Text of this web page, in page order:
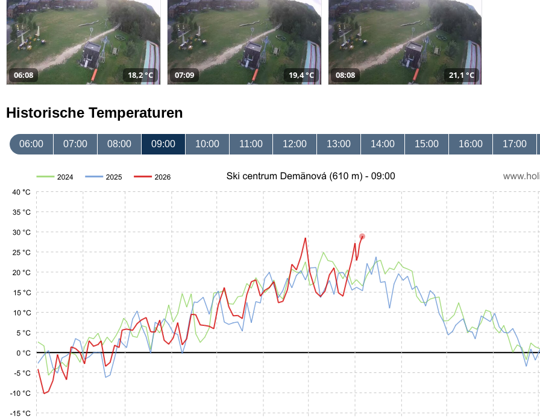
06:08 18,2 °C 07:09 19,4 °C 08:08 21,1 °C
Historische Temperaturen
06:00 07:00 08:00 09:00 10:00 11:00 12:00 13:00 14:00 15:00 16:00 17:00